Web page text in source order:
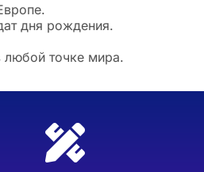
дня рождения.
любой точке мира.